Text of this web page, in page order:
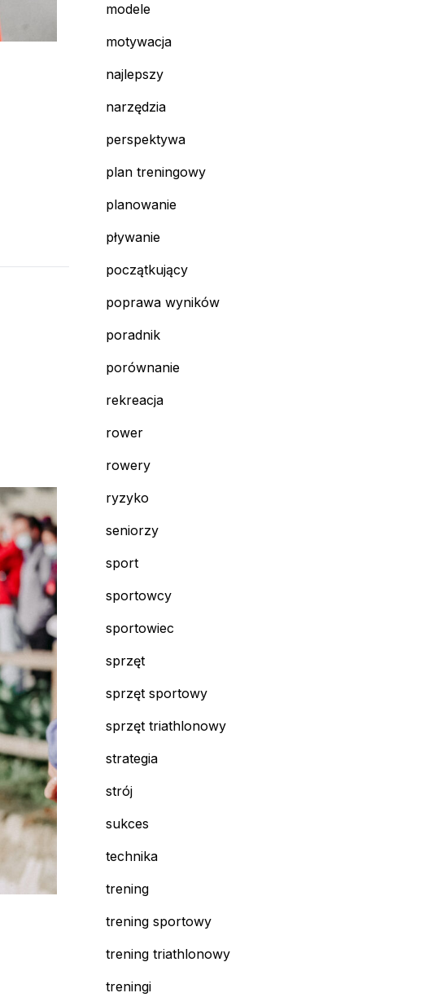
modele
motywacja
najlepszy
narzędzia
perspektywa
plan treningowy
planowanie
pływanie
początkujący
poprawa wyników
poradnik
porównanie
rekreacja
rower
rowery
ryzyko
seniorzy
sport
sportowcy
sportowiec
sprzęt
sprzęt sportowy
sprzęt triathlonowy
strategia
strój
sukces
technika
trening
trening sportowy
trening triathlonowy
treningi